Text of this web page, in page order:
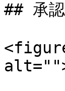
## 承